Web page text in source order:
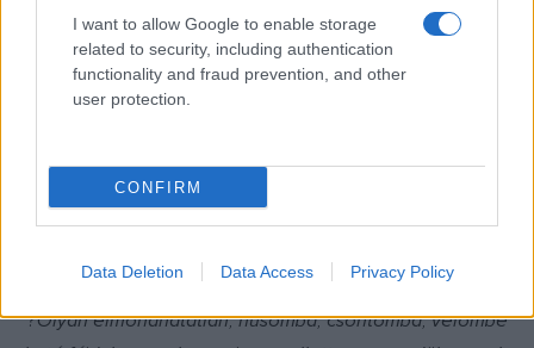
I want to allow Google to enable storage
related to security, including authentication
functionality and fraud prevention, and other
user protection.
CONFIRM
Data Deletion Data Access Privacy Policy
ben a háborúról írt, arról, hogy tudja, milyen borzalmak várnak
rájuk, tudja, mi fog történi Radnótival, megálmodta azt.
Kendőzetlenül beszélt arról is, Mik hogyan flörtölt Beck
szerelmét illetően, amely később mégis a legmélyebb és a
legigazabb szerelembe fordult át azzal, hogy
?Olyan elmondhatatlan, húsomba, csontomba, velőmbe